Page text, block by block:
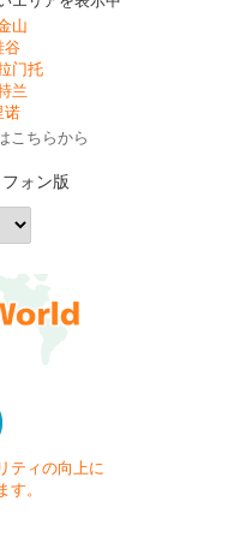
山
谷
门托
兰
诺
こちらから
ォン版
ティの向上に
す。